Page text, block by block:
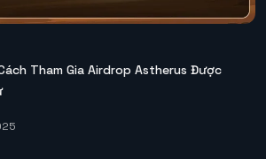
Tham Gia Airdrop Astherus Được